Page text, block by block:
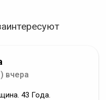
вчера
43 Года.